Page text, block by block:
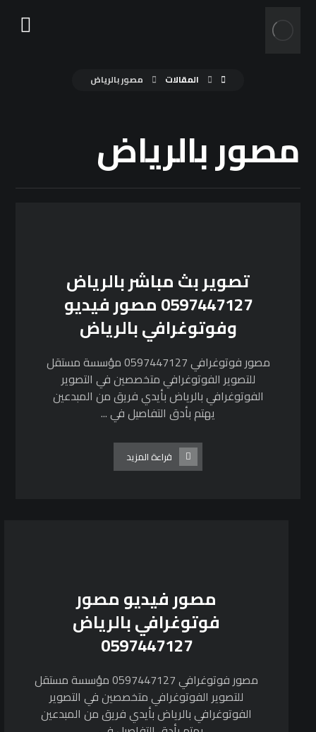
المقالات مصور بالرياض
مصور بالرياض
تصوير بث مباشر بالرياض
0597447127 مصور فيديو
وفوتوغرافي بالرياض
مصور فوتوغرافي 0597447127 مؤسسة مستقل
للتصوير الفوتوغرافي متخصصين في التصوير
الفوتوغرافي بالرياض بأيدي فريق من المبدعين
يهتم بأدق التفاصيل في ...
قراءة المزيد
مصور فيديو مصور
فوتوغرافي بالرياض
0597447127
مصور فوتوغرافي 0597447127 مؤسسة مستقل
للتصوير الفوتوغرافي متخصصين في التصوير
الفوتوغرافي بالرياض بأيدي فريق من المبدعين